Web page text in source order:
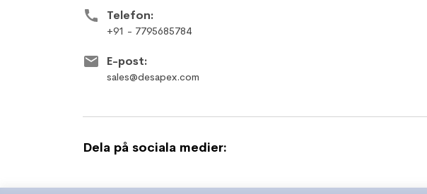
Telefon:
+91 - 7795685784
E-post:
sales@desapex.com
Dela på sociala medier: